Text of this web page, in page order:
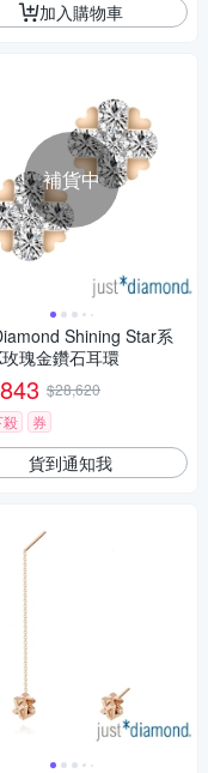
加入購物車
補貨中
Shining Star系
瑰金鑽石耳環
$28,620
殺
券
貨到通知我